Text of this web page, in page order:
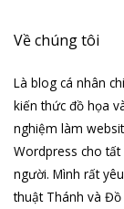
Về chúng tôi
Là blog cá nhân
kiến thức đồ họa
nghiệm làm
Wordpress cho tất
người. Mình rất
thuật Thánh và